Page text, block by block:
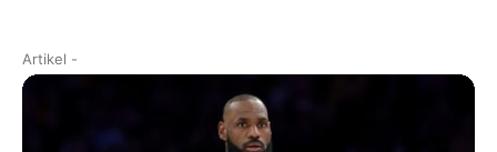
Artikel -